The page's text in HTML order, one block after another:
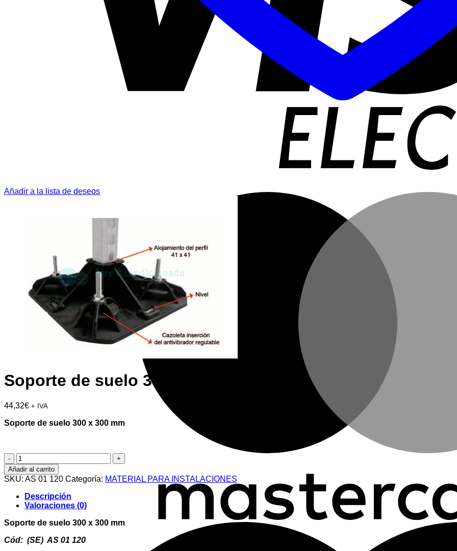
Añadir a la lista de deseos
Soporte de suelo 300 x 300 mm
44,32€ + IVA
Soporte de suelo 300 x 300 mm
Soporte
de
suelo
300
x
300
mm
cantidad
Añadir al carrito
SKU: AS 01 120 Categoría: MATERIAL PARA INSTALACIONES
Descripción
Valoraciones (0)
Soporte de suelo 300 x 300 mm
Cód: (SE) AS 01 120